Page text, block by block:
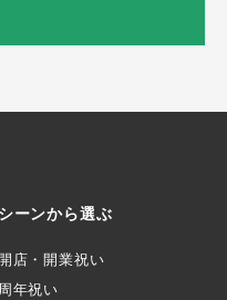
シーンから選ぶ
開店・開業祝い
周年祝い